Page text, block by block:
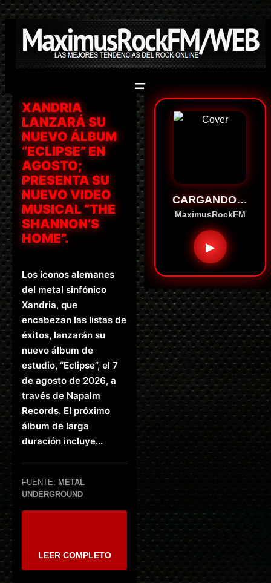
Saltar
al
contenido
XANDRIA
LANZARÁ SU
NUEVO ÁLBUM
“ECLIPSE” EN
AGOSTO;
PRESENTA SU
NUEVO VIDEO
MUSICAL “THE
SHANNON’S
HOME”.
Los íconos alemanes
del metal sinfónico
Xandria, que
encabezan las listas de
éxitos, lanzarán su
nuevo álbum de
estudio, “Eclipse”, el 7
de agosto de 2026, a
través de Napalm
Records. El próximo
álbum de larga
duración incluye…
FUENTE: METAL
UNDERGROUND
LEER COMPLETO
CARGANDO…
MaximusRockFM
▶